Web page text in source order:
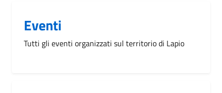
Eventi
Tutti gli eventi organizzati sul territorio di Lapio